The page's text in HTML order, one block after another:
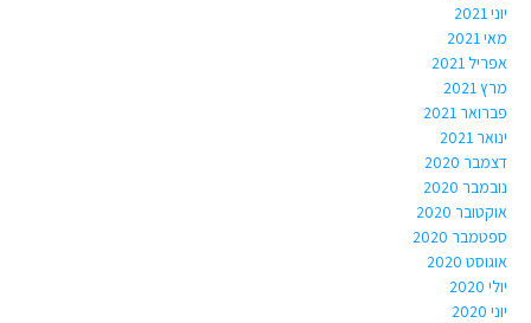
יוני 2021
מאי 2021
אפריל 2021
מרץ 2021
פברואר 2021
ינואר 2021
דצמבר 2020
נובמבר 2020
אוקטובר 2020
ספטמבר 2020
אוגוסט 2020
יולי 2020
יוני 2020